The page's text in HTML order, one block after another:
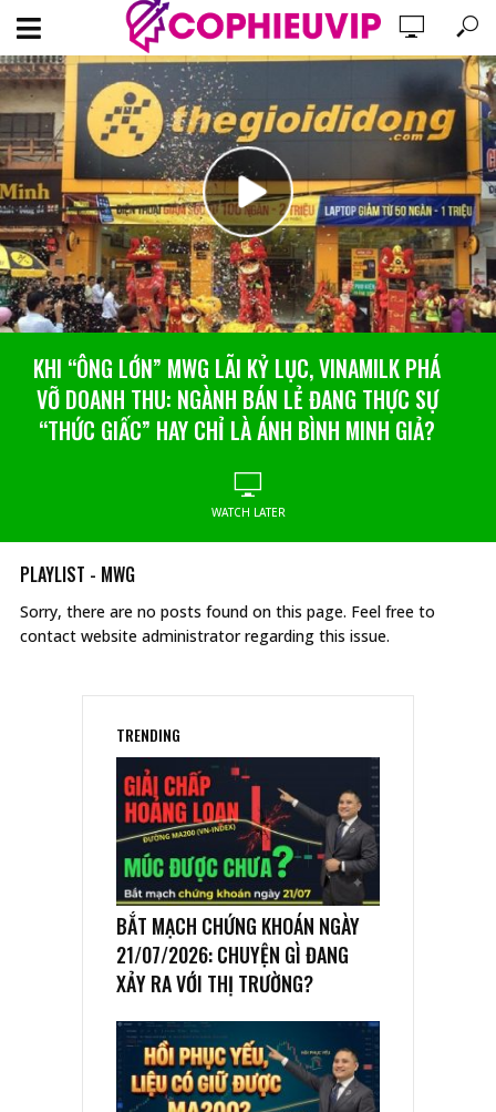
KHI “ÔNG LỚN” MWG LÃI KỶ LỤC, VINAMILK PHÁ
VỠ DOANH THU: NGÀNH BÁN LẺ ĐANG THỰC SỰ
“THỨC GIẤC” HAY CHỈ LÀ ÁNH BÌNH MINH GIẢ?
WATCH LATER
PLAYLIST - MWG
Sorry, there are no posts found on this page. Feel free to
contact website administrator regarding this issue.
TRENDING
BẮT MẠCH CHỨNG KHOÁN NGÀY
21/07/2026: CHUYỆN GÌ ĐANG
XẢY RA VỚI THỊ TRƯỜNG?